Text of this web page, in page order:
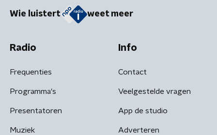
Wie luistert weet meer
Radio
Frequenties
Programma's
Presentatoren
Muziek
Info
Contact
Veelgestelde vragen
App de studio
Adverteren